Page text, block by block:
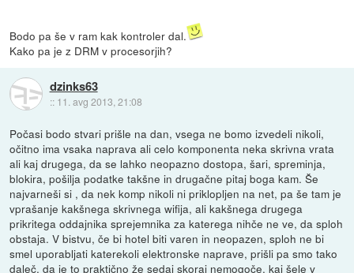
Bodo pa še v ram kak kontroler dal.
Kako pa je z DRM v procesorjih?
dzinks63
:: 11. avg 2013, 21:08
Počasi bodo stvari prišle na dan, vsega ne bomo izvedeli nikoli,
očitno ima vsaka naprava ali celo komponenta neka skrivna vrata
ali kaj drugega, da se lahko neopazno dostopa, šari, spreminja,
blokira, pošilja podatke takšne in drugačne pitaj boga kam. Še
najvarneši si , da nek komp nikoli ni priklopljen na net, pa še tam je
vprašanje kakšnega skrivnega wifija, ali kakšnega drugega
prikritega oddajnika sprejemnika za katerega nihče ne ve, da sploh
obstaja. V bistvu, če bi hotel biti varen in neopazen, sploh ne bi
smel uporabljati katerekoli elektronske naprave, prišli pa smo tako
daleč, da je to praktično že sedaj skoraj nemogoče, kaj šele v